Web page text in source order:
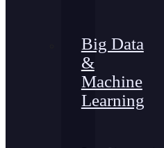
Big Data
&
Machine
Learning